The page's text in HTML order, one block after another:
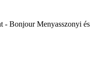
- Bonjour Menyasszonyi és